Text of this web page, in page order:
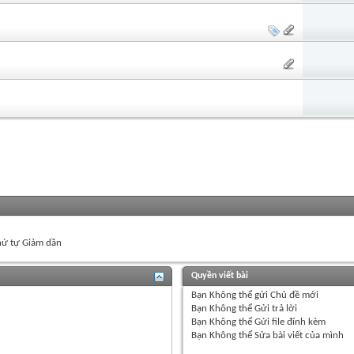
tự Giảm dần
Quyền viết bài
Bạn Không thểgửi Chủ đề mới
Bạn Không thểGửi trả lời
Bạn Không thểGửi file đính kèm
Bạn Không thểSửa bài viết của mình